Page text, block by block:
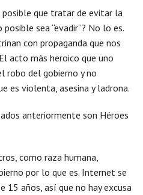
posible que tratar de evitar la
sea “evadir”? No lo es.
con propaganda que nos
acto más heroico que uno
robo del gobierno y no
es violenta, asesina y ladrona.
anteriormente son Héroes
como raza humana,
por lo que es. Internet se
15 años, así que no hay excusa